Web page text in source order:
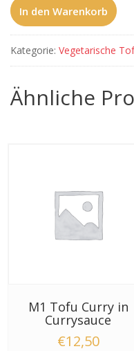
In den Warenkorb
Kategorie: Vegetarische
Ähnliche
M1 Tofu Curry in
Currysauce
€12,50